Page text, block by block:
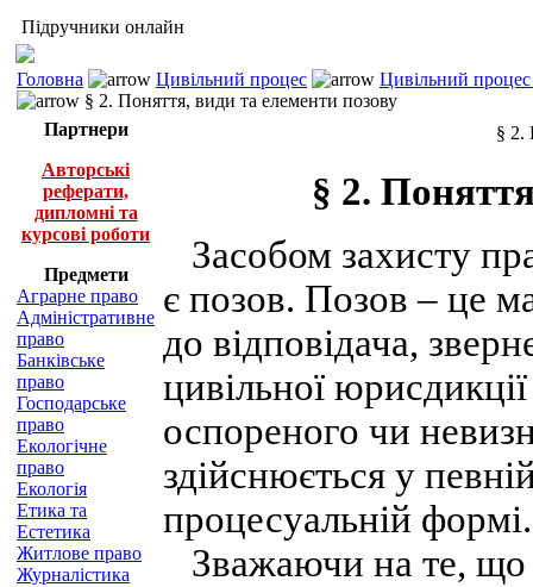
Підручники онлайн
Головна Цивільний процес
Цивільний
§ 2. Поняття, види та елементи позову
Партнери
Авторські
реферати,
дипломні та
курсові роботи
Предмети
Аграрне право
Адміністративне
право
Банківське
право
Господарське
право
Екологічне
право
Екологія
Етика та
Естетика
Житлове право
Журналістика
§ 2.
§ 2.
Засобом захисту
є позов. Позов – це
до відповідача,
цивільної
оспореного чи
здійснюється у
процесуальній формі.
Зважаючи на те, що